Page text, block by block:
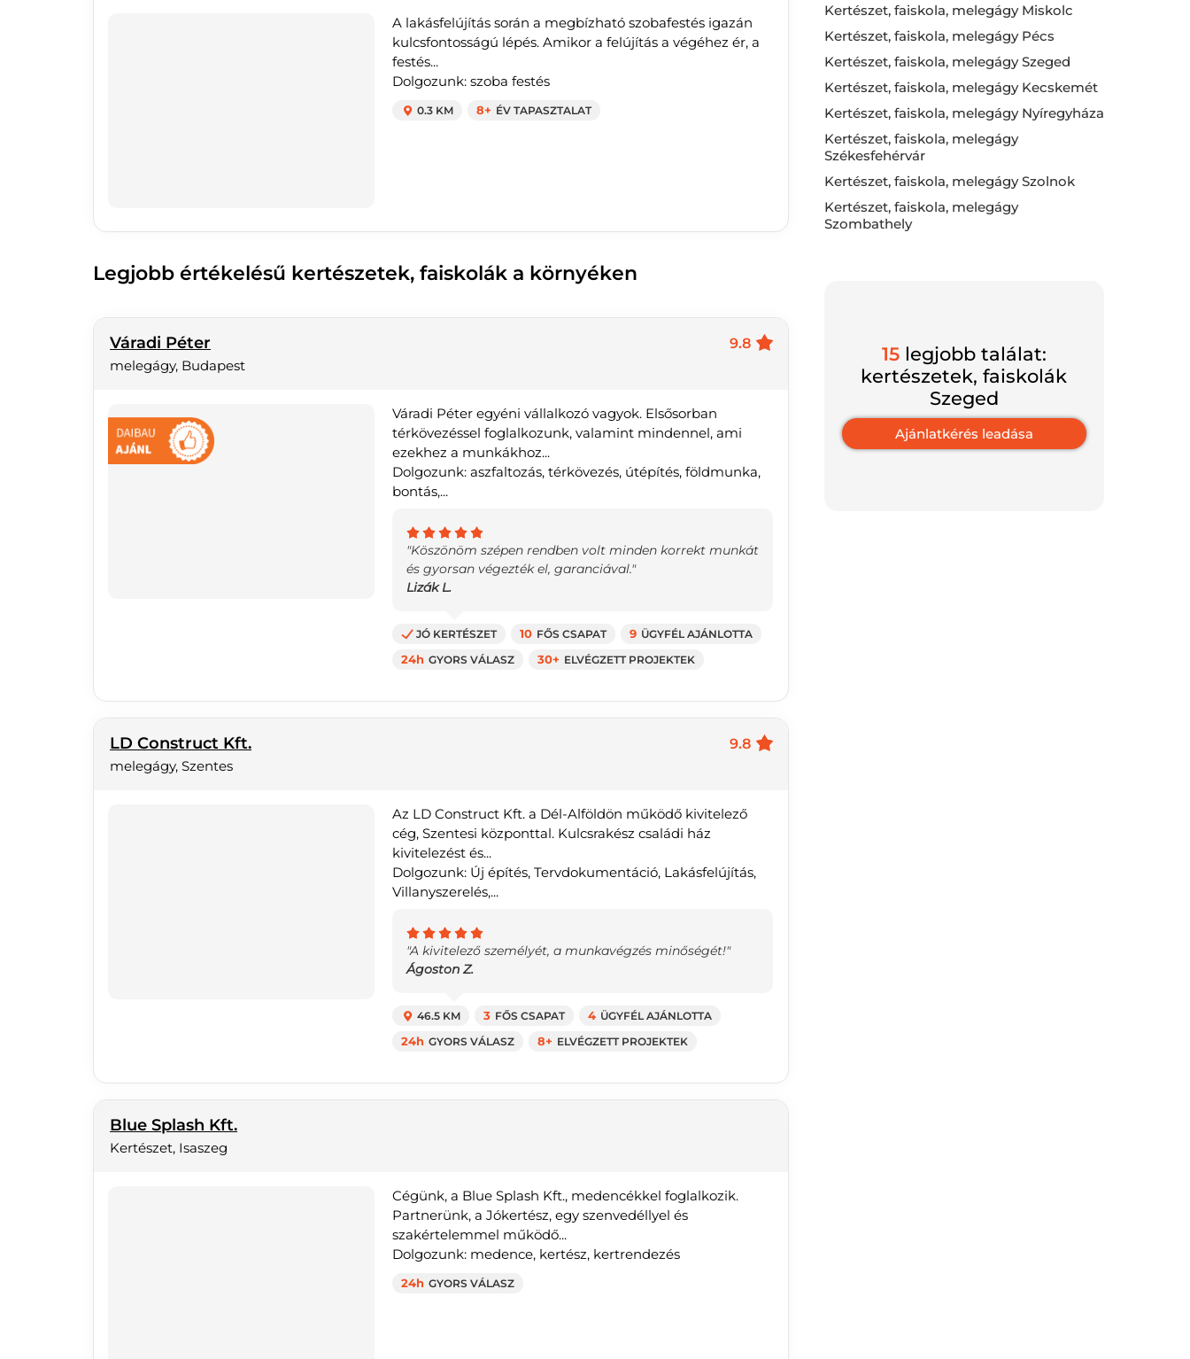
A lakásfelújítás során a megbízható szobafestés igazán
kulcsfontosságú lépés. Amikor a felújítás a végéhez ér, a
festés...
Dolgozunk: szoba festés
0.3 KM 8+ ÉV TAPASZTALAT
Legjobb értékelésű kertészetek, faiskolák a környéken
Váradi Péter
9.8
melegágy, Budapest
Váradi Péter egyéni vállalkozó vagyok. Elsősorban
térkövezéssel foglalkozunk, valamint mindennel, ami
ezekhez a munkákhoz...
Dolgozunk: aszfaltozás, térkövezés, útépítés, földmunka,
bontás,...
"Köszönöm szépen rendben volt minden korrekt munkát
és gyorsan végezték el, garanciával."
Lizák L.
JÓ KERTÉSZET 10 FŐS CSAPAT 9 ÜGYFÉL AJÁNLOTTA
24h GYORS VÁLASZ 30+ ELVÉGZETT PROJEKTEK
LD Construct Kft.
9.8
melegágy, Szentes
Az LD Construct Kft. a Dél-Alföldön működő kivitelező
cég, Szentesi központtal. Kulcsrakész családi ház
kivitelezést és...
Dolgozunk: Új építés, Tervdokumentáció, Lakásfelújítás,
Villanyszerelés,...
"A kivitelező személyét, a munkavégzés minőségét!"
Ágoston Z.
46.5 KM 3 FŐS CSAPAT 4 ÜGYFÉL AJÁNLOTTA
24h GYORS VÁLASZ 8+ ELVÉGZETT PROJEKTEK
Blue Splash Kft.
Kertészet, Isaszeg
Cégünk, a Blue Splash Kft., medencékkel foglalkozik.
Partnerünk, a Jókertész, egy szenvedéllyel és
szakértelemmel működő...
Dolgozunk: medence, kertész, kertrendezés
24h GYORS VÁLASZ
Kertészet, faiskola, melegágy Miskolc
Kertészet, faiskola, melegágy Pécs
Kertészet, faiskola, melegágy Szeged
Kertészet, faiskola, melegágy Kecskemét
Kertészet, faiskola, melegágy Nyíregyháza
Kertészet, faiskola, melegágy
Székesfehérvár
Kertészet, faiskola, melegágy Szolnok
Kertészet, faiskola, melegágy
Szombathely
15legjobb találat:
kertészetek, faiskolák
Szeged